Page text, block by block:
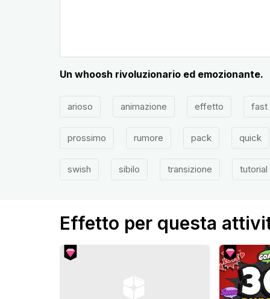
Un whoosh rivoluzionario ed emozionante.
arioso animazione effetto fast
prossimo rumore pack quick
swish sibilo transizione tutorial
Effetto per questa